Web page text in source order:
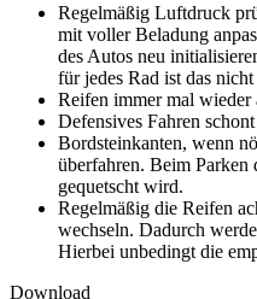
Regelmäßig Luftdruck
mit voller Beladung
des Autos neu
für jedes Rad ist das
Reifen immer mal wieder
Defensives Fahren
Bordsteinkanten, wenn
überfahren. Beim Parken
gequetscht wird.
Regelmäßig die Reifen
wechseln. Dadurch
Hierbei unbedingt die
Download